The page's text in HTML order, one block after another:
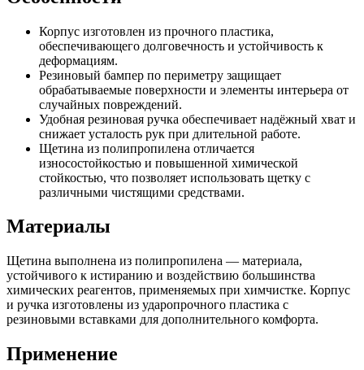
Корпус изготовлен из прочного пластика,
обеспечивающего долговечность и устойчивость к
деформациям.
Резиновый бампер по периметру защищает
обрабатываемые поверхности и элементы интерьера от
случайных повреждений.
Удобная резиновая ручка обеспечивает надёжный хват и
снижает усталость рук при длительной работе.
Щетина из полипропилена отличается
износостойкостью и повышенной химической
стойкостью, что позволяет использовать щетку с
различными чистящими средствами.
Материалы
Щетина выполнена из полипропилена — материала,
устойчивого к истиранию и воздействию большинства
химических реагентов, применяемых при химчистке. Корпус
и ручка изготовлены из ударопрочного пластика с
резиновыми вставками для дополнительного комфорта.
Применение